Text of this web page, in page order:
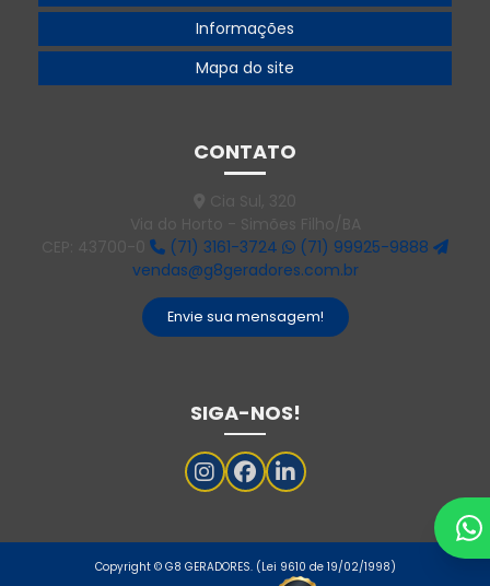
Gerador 500 kva aluguel
Gerador 500 kva preço
Gerador 550 kva preço
Gerador de alta potencia
Informações
Mapa do site
CONTATO
Cia Sul, 320
Via do Horto - Simões Filho/BA
CEP: 43700-0
(71) 3161-3724
(71) 99925-9888
vendas@g8geradores.com.br
Envie sua mensagem!
SIGA-NOS!
Copyright © G8 GERADORES. (Lei 9610 de 19/02/1998)